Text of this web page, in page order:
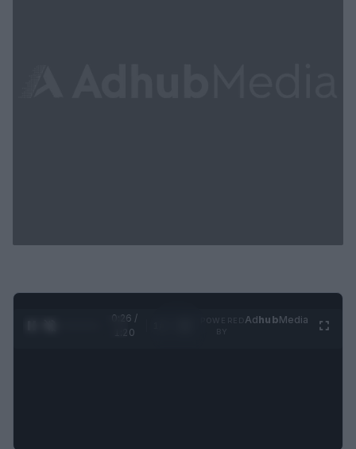
0:27 /
1:20
AdhubMedia